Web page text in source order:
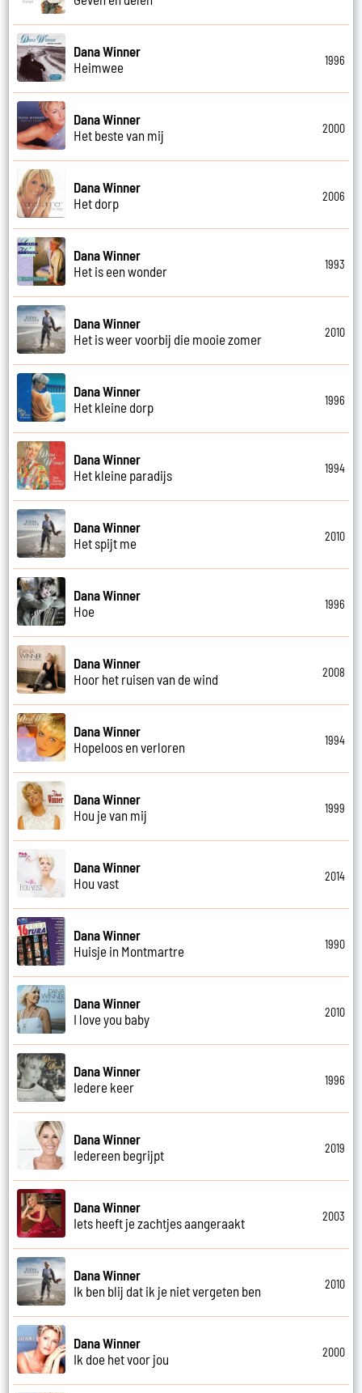
Dana Winner
Heimwee
1996
Dana Winner
Het beste van mij
2000
Dana Winner
Het dorp
2006
Dana Winner
Het is een wonder
1993
Dana Winner
Het is weer voorbij die mooie zomer
2010
Dana Winner
Het kleine dorp
1996
Dana Winner
Het kleine paradijs
1994
Dana Winner
Het spijt me
2010
Dana Winner
Hoe
1996
Dana Winner
Hoor het ruisen van de wind
2008
Dana Winner
Hopeloos en verloren
1994
Dana Winner
Hou je van mij
1999
Dana Winner
Hou vast
2014
Dana Winner
Huisje in Montmartre
1990
Dana Winner
I love you baby
2010
Dana Winner
Iedere keer
1996
Dana Winner
Iedereen begrijpt
2019
Dana Winner
Iets heeft je zachtjes aangeraakt
2003
Dana Winner
Ik ben blij dat ik je niet vergeten ben
2010
Dana Winner
Ik doe het voor jou
2000